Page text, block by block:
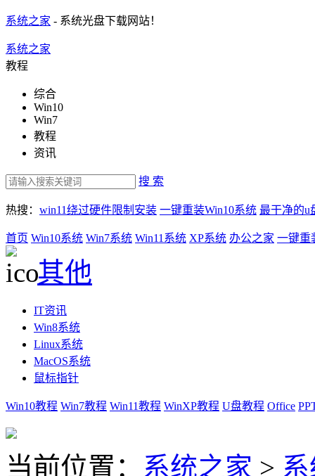
系统之家 - 系统光盘下载网站！
系统之家
教程
综合
Win10
Win7
教程
资讯
搜 索
热搜： win11绕过硬件限制安装 一键重装Win10系统 最干净的u
首页 Win10系统 Win7系统 Win11系统 XP系统 办公之家 一键重
其他
IT资讯
Win8系统
Linux系统
MacOS系统
鼠标指针
Win10教程 Win7教程 Win11教程 WinXP教程 U盘教程 Office
当前位置： 系统之家 >